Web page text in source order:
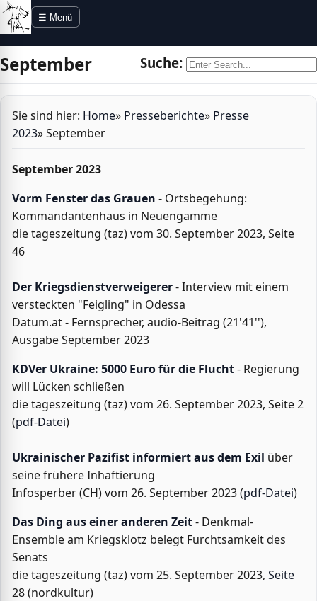
Direkt zur Navigation
Direkt zum Inhalt
☰ Menü
September Suche:
Sie sind hier: Home» Presseberichte» Presse
2023»September
September 2023
Vorm Fenster das Grauen - Ortsbegehung:
Kommandantenhaus in Neuengamme
die tageszeitung (taz) vom 30. September 2023, Seite
46
Der Kriegsdienstverweigerer- Interview mit einem
versteckten "Feigling" in Odessa
Datum.at - Fernsprecher, audio-Beitrag (21'41''),
Ausgabe September 2023
KDVer Ukraine: 5000 Euro für die Flucht- Regierung
will Lücken schließen
die tageszeitung (taz) vom 26. September 2023, Seite 2
(pdf-Datei)
Ukrainischer Pazifist informiert aus dem Exil über
seine frühere Inhaftierung
Infosperber (CH) vom 26. September 2023 (pdf-Datei)
Das Ding aus einer anderen Zeit- Denkmal-
Ensemble am Kriegsklotz belegt Furchtsamkeit des
Senats
die tageszeitung (taz) vom 25. September 2023, Seite
28 (nordkultur)